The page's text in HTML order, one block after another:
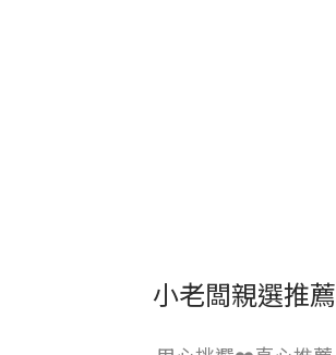
小老闆親選推薦